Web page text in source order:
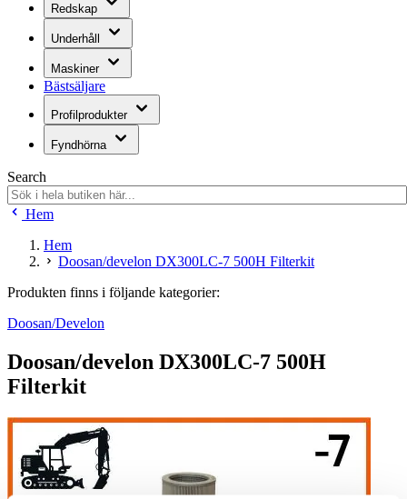
Redskap
Underhåll
Maskiner
Bästsäljare
Profilprodukter
Fyndhörna
Search
Hem
Hem
Doosan/develon DX300LC-7 500H Filterkit
Produkten finns i följande kategorier:
Doosan/Develon
Doosan/develon DX300LC-7 500H
Filterkit